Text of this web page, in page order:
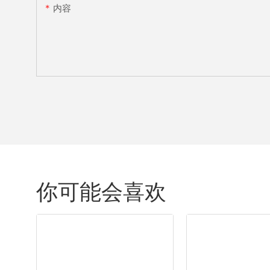
内容
你可能会喜欢